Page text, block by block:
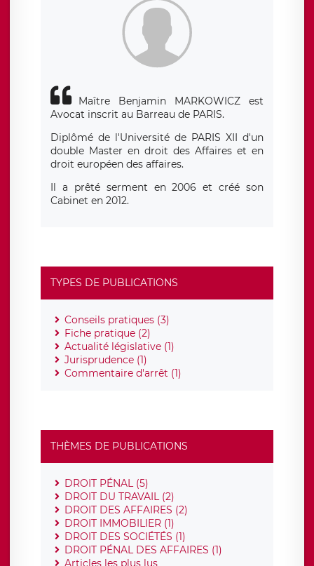
Maître Benjamin MARKOWICZ est
Avocat inscrit au Barreau de PARIS.
Diplômé de l'Université de PARIS XII d'un
double Master en droit des Affaires et en
droit européen des affaires.
Il a prêté serment en 2006 et créé son
Cabinet en 2012.
TYPES DE PUBLICATIONS
Conseils pratiques (3)
Fiche pratique (2)
Actualité législative (1)
Jurisprudence (1)
Commentaire d'arrêt (1)
THÈMES DE PUBLICATIONS
DROIT PÉNAL (5)
DROIT DU TRAVAIL (2)
DROIT DES AFFAIRES (2)
DROIT IMMOBILIER (1)
DROIT DES SOCIÉTÉS (1)
DROIT PÉNAL DES AFFAIRES (1)
Articles les plus lus